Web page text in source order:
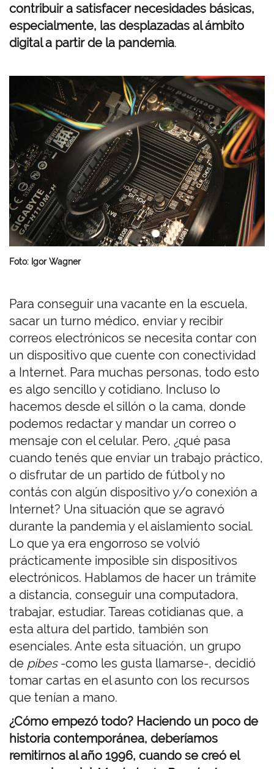
contribuir a satisfacer necesidades básicas,
especialmente, las desplazadas al ámbito
digital a partir de la pandemia.
a
e
n
Foto: Igor Wagner
Para conseguir una vacante en la escuela,
sacar un turno médico, enviar y recibir
correos electrónicos se necesita contar con
un dispositivo que cuente con conectividad
a Internet. Para muchas personas, todo esto
es algo sencillo y cotidiano. Incluso lo
hacemos desde el sillón o la cama, donde
podemos redactar y mandar un correo o
mensaje con el celular. Pero, ¿qué pasa
cuando tenés que enviar un trabajo práctico,
o disfrutar de un partido de fútbol y no
contás con algún dispositivo y/o conexión a
Internet? Una situación que se agravó
durante la pandemia y el aislamiento social.
Lo que ya era engorroso se volvió
prácticamente imposible sin dispositivos
electrónicos. Hablamos de hacer un trámite
a distancia, conseguir una computadora,
trabajar, estudiar. Tareas cotidianas que, a
esta altura del partido, también son
esenciales. Ante esta situación, un grupo
de pibes-como les gusta llamarse-, decidió
tomar cartas en el asunto con los recursos
que tenían a mano.
¿Cómo empezó todo? Haciendo un poco de
historia contemporánea, deberíamos
remitirnos al año 1996, cuando se creó el